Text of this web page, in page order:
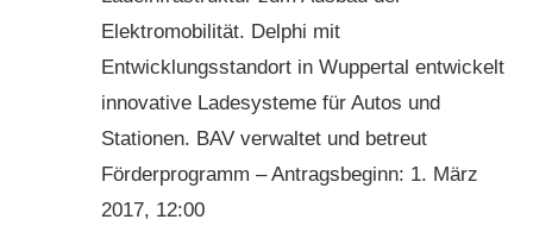
Elektromobilität. Delphi mit
Entwicklungsstandort in Wuppertal entwickelt
innovative Ladesysteme für Autos und
Stationen. BAV verwaltet und betreut
Förderprogramm – Antragsbeginn: 1. März
2017, 12:00